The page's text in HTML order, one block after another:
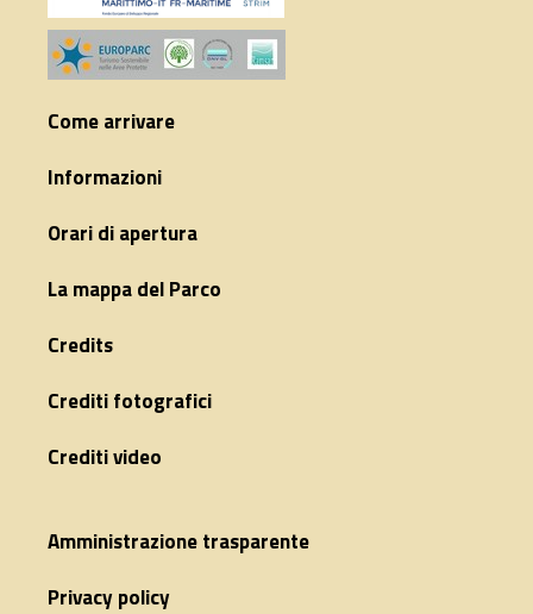
Come arrivare
Informazioni
Orari di apertura
La mappa del Parco
Credits
Crediti fotografici
Crediti video
Amministrazione trasparente
Privacy policy